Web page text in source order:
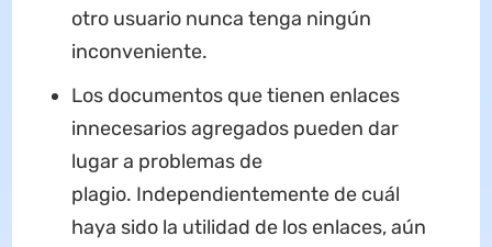
otro usuario nunca tenga ningún
inconveniente.
Los documentos que tienen enlaces
innecesarios agregados pueden dar
lugar a problemas de
plagio. Independientemente de cuál
haya sido la utilidad de los enlaces, aún